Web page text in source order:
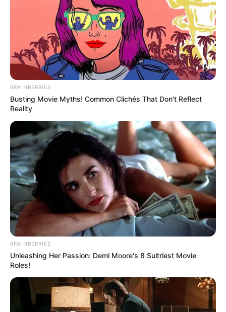
COMPARTIR
ALERTA BOGOTÁ EN GOOGLE NEWS
TEMAS RELACIONADOS
DEFENSA CIVIL POLICÍA DE SANTANDER
MANTÉNGASE EN ALERTA
Tenemos todas las noticias que le
interesan. Para estar bien informado, por
favor, active las notificaciones de Alerta.
ACTIVAR AHORA
TEMAS DESTACADOS
CIERRES VIALES EN BUCARAMANGA
TRANSVERSAL DEL CARARE
BRAINBERRIES
Busting Movie Myths! Common Clichés That Don't Reflect
Reality
BRAINBERRIES
Unleashing Her Passion: Demi Moore's 8 Sultriest Movie
Roles!